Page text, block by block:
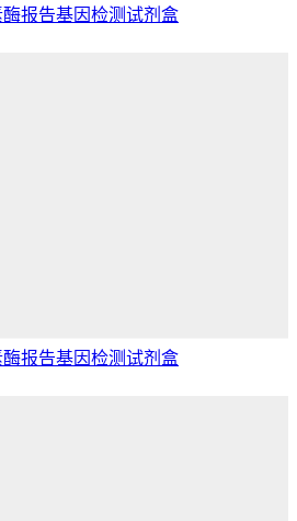
报告基因检测试剂盒
报告基因检测试剂盒